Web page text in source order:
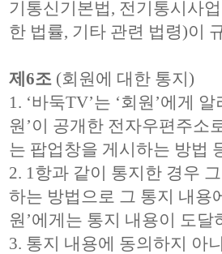
기통신기본법, 전기통시사
한 법률, 기타 관련 법령)이
제6조 (회원에 대한 통지)
1. ‘바둑TV’는 ‘회원’에게
원’이 공개한 전자우편주소
는 팝업창을 게시하는 방법
2. 1항과 같이 통지한 경우
하는 방법으로 그 통지 내용
원’에게는 통지 내용이 도
3. 통지 내용에 동의하지 아